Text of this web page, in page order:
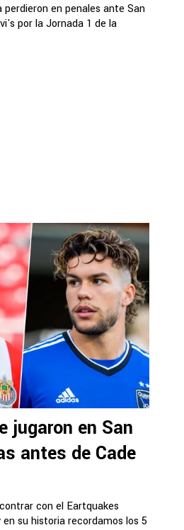
perdieron en penales ante San
por la Jornada 1 de la
jugaron en San
antes de Cade
con el Eartquakes
su historia recordamos los 5